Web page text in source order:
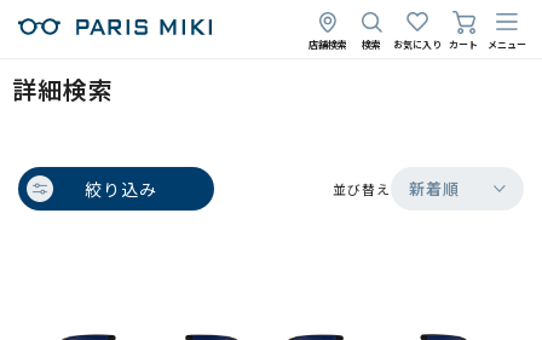
店舗検索 検索 お気に入り カート メニュー
詳細検索
絞り込み 並び替え 新着順